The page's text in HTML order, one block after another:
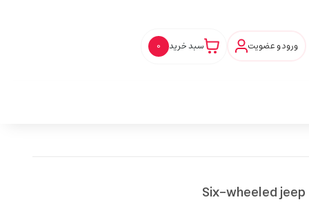
ورود و عضویت سبد خرید 0